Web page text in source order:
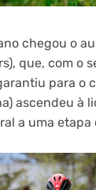
chegou o
que, com o
para o
ascendeu à
a uma